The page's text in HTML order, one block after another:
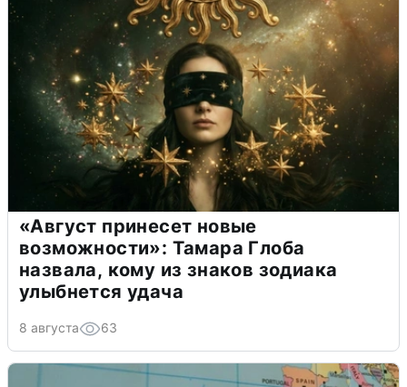
«Август принесет новые
возможности»: Тамара Глоба
назвала, кому из знаков зодиака
улыбнется удача
8 августа 63